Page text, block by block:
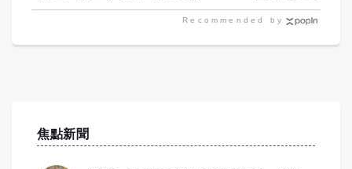
挺：替天行道
人回應了
Recommended by
焦點新聞